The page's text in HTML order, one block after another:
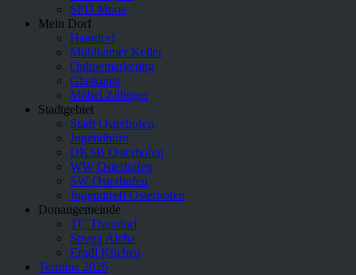
SPD Moos
Mein Dorf
Haardorf
Mühlhamer Keller
Onlinemarketing
Glaskunst
Möbel Zillinger
Stadtgebiet
Stadt Osterhofen
Jugendbüro
DKSB Osterhofen
WW Osterhofen
SW Osterhofen
Jugendtreff Osterhofen
Donaugemeinde
TC Thundorf
Spvgg Aicha
Erndl Küchen
Termine 2026